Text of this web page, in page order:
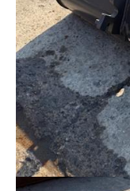
HECKAUFREISSER
ADAPTER
REIFEN / FELGEN
ACHSE